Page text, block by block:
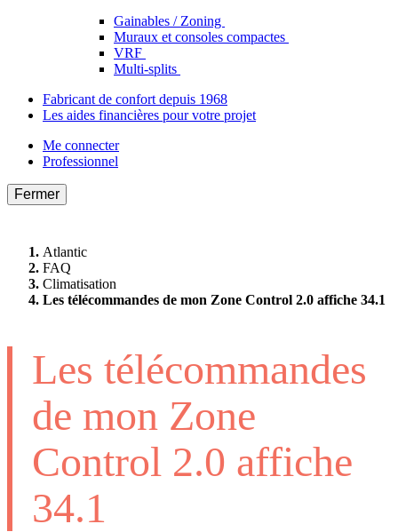
Gainables / Zoning
Muraux et consoles compactes
VRF
Multi-splits
Fabricant de confort depuis 1968
Les aides financières pour votre projet
Me connecter
Professionnel
Fermer
Atlantic
FAQ
Climatisation
Les télécommandes de mon Zone Control 2.0 affiche 34.1
Les télécommandes
de mon Zone
Control 2.0 affiche
34.1